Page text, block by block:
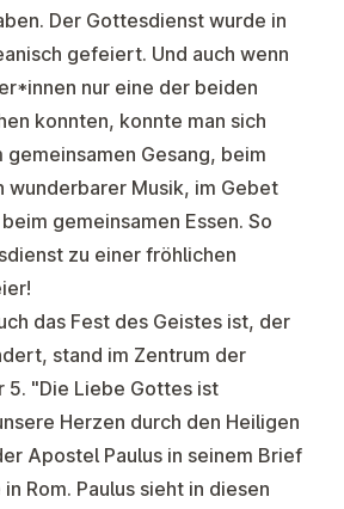
Der Gottesdienst wurde in
gefeiert. Und auch wenn
nur eine der beiden
konnten, konnte man sich
Gesang, beim
wunderbarer Musik, im Gebet
gemeinsamen Essen. So
zu einer fröhlichen
das Fest des Geistes ist, der
stand im Zentrum der
5. "Die Liebe Gottes ist
Herzen durch den Heiligen
Apostel Paulus in seinem Brief
Rom. Paulus sieht in diesen